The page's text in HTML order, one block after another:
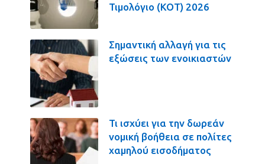
Τιμολόγιο (ΚΟΤ) 2026
Σημαντική αλλαγή για τις
εξώσεις των ενοικιαστών
Τι ισχύει για την δωρεάν
νομική βοήθεια σε πολίτες
χαμηλού εισοδήματος